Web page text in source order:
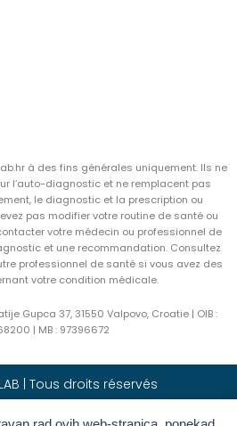
à des fins générales uniquement. Ils ne
l’auto-diagnostic et ne remplacent pas
le diagnostic et la prescription ou
pas modifier votre routine de santé ou
votre médecin ou professionnel de
et une recommandation. Consultez
professionnel de santé si vous avez des
votre condition médicale.
Gupca 37, 31550 Valpovo, Croatie | OIB :
| MB : 97396672
| Tous droits réservés